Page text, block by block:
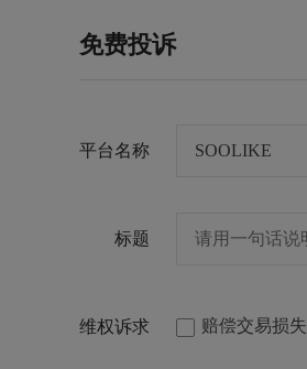
免费投诉
平台名称
标题
维权诉求 赔偿交易损失